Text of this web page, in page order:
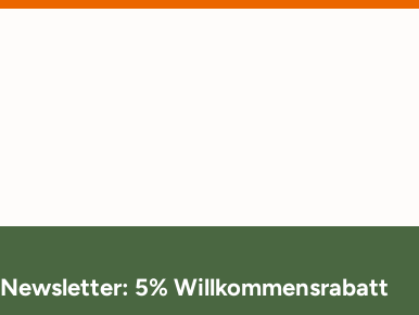
Newsletter: 5% Willkommensrabatt